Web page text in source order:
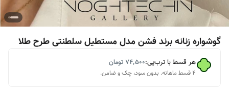
گوشواره زنانه برند فشن مدل مستطیل سلطنتی طرح طلا
هر قسط با ترب‌پی:۷۴٬۵۰۰تومان
۴ قسط ماهانه. بدون سود، چک و ضامن.